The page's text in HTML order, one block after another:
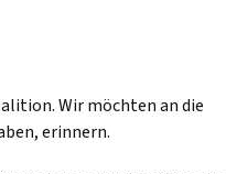
Wir möchten an die
erinnern.